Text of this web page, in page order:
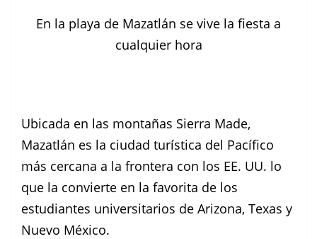
En la playa de Mazatlán se vive la fiesta a
cualquier hora
Ubicada en las montañas Sierra Made,
Mazatlán es la ciudad turística del Pacífico
más cercana a la frontera con los EE. UU. lo
que la convierte en la favorita de los
estudiantes universitarios de Arizona, Texas y
Nuevo México.